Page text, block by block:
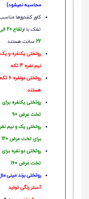
محاسبه نمیشود)
کاور کشدوزها
تشک با ا
رتفاع 20
22 سانت هستند
روتختی یکنفره و
نیم نفره 4 تکه
روتختی دونفره 6 تکه
هستند
روتختی یکنفره برای
تخت عرض 90
روتختی یک و نیم
برای تخت عرض 120
روتختی دو نفره برای
تخت عرض 160
روتختی‌برند مینی
آستر رنگی تولید